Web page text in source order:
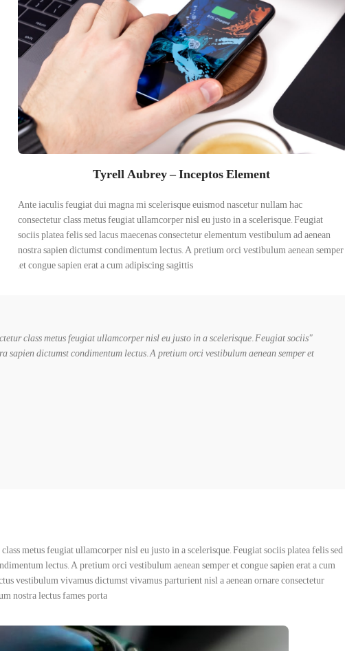
Tyrell Aubrey – Inceptos Element
Ante iaculis feugiat dui magna mi scelerisque euismod nascetur nullam hac
consectetur class metus feugiat ullamcorper nisl eu justo in a scelerisque. Feugiat
sociis platea felis sed lacus maecenas consectetur elementum vestibulum ad aenean
nostra sapien dictumst condimentum lectus. A pretium orci vestibulum aenean semper
et congue sapien erat a cum adipiscing sagittis.
class metus feugiat ullamcorper nisl eu justo in a scelerisque. Feugiat sociis
sapien dictumst condimentum lectus. A pretium orci vestibulum aenean semper et
metus feugiat ullamcorper nisl eu justo in a scelerisque. Feugiat sociis platea felis sed
lectus. A pretium orci vestibulum aenean semper et congue sapien erat a cum
vestibulum vivamus dictumst vivamus parturient nisl a aenean ornare consectetur
nostra lectus fames porta.